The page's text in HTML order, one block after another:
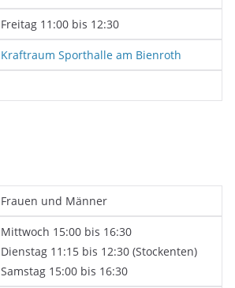
Freitag 11:00 bis 12:30
Kraftraum Sporthalle am Bienroth
Frauen und Männer
Mittwoch 15:00 bis 16:30
Dienstag 11:15 bis 12:30 (Stockenten)
Samstag 15:00 bis 16:30